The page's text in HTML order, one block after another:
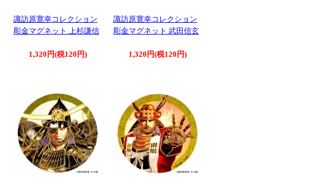
諏訪原寛幸コレクション
彫金マグネット 上杉謙信
1,320円(税120円)
諏訪原寛幸コレクション
彫金マグネット 武田信玄
1,320円(税120円)